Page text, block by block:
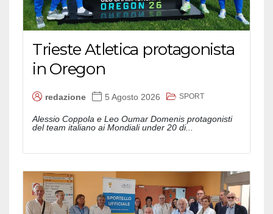
Trieste Atletica protagonista
in Oregon
redazione 5 Agosto 2026 SPORT
Alessio Coppola e Leo Oumar Domenis protagonisti
del team italiano ai Mondiali under 20 di...